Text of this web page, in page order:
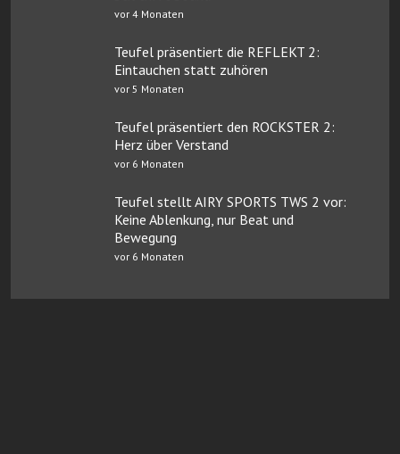
vor 4 Monaten
Teufel präsentiert die REFLEKT 2:
Eintauchen statt zuhören
vor 5 Monaten
Teufel präsentiert den ROCKSTER 2:
Herz über Verstand
vor 6 Monaten
Teufel stellt AIRY SPORTS TWS 2 vor:
Keine Ablenkung, nur Beat und
Bewegung
vor 6 Monaten